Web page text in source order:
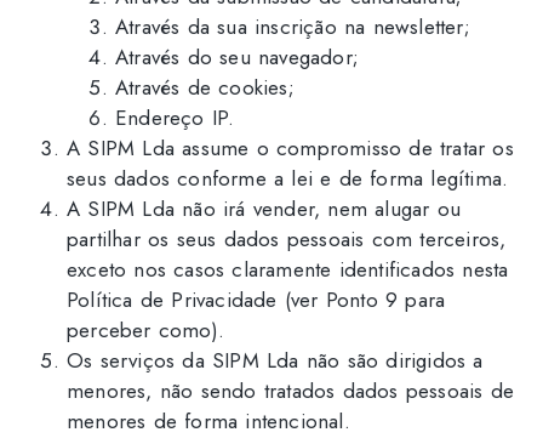
Através da sua inscrição na newsletter;
Através do seu navegador;
Através de cookies;
Endereço IP.
A SIPM Lda assume o compromisso de tratar os
seus dados conforme a lei e de forma legítima.
A SIPM Lda não irá vender, nem alugar ou
partilhar os seus dados pessoais com terceiros,
exceto nos casos claramente identificados nesta
Política de Privacidade (ver Ponto 9 para
perceber como).
Os serviços da SIPM Lda não são dirigidos a
menores, não sendo tratados dados pessoais de
menores de forma intencional.